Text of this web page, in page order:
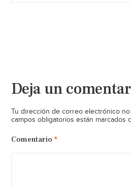
Deja un
Tu dirección de correo electrónico
campos obligatorios están marcados
Comentario *